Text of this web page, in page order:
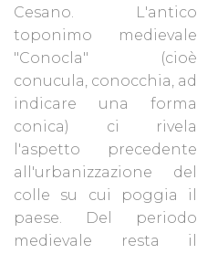
Cesano. L'antico
toponimo medievale
"Conocla" (cioè
conucula, conocchia, ad
indicare una forma
conica) ci rivela
l'aspetto precedente
all'urbanizzazione del
colle su cui poggia il
paese. Del periodo
medievale resta il